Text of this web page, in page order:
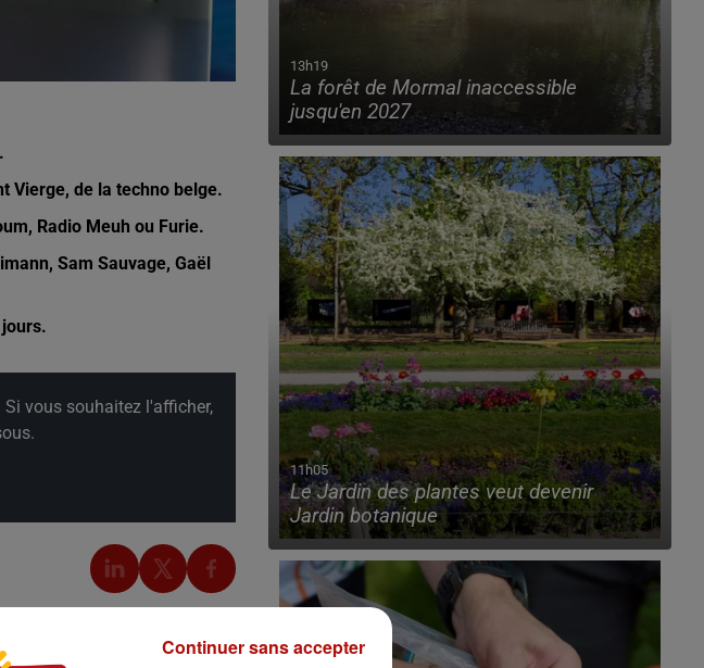
Vierge, de la techno belge.
Radio Meuh ou Furie.
Sam Sauvage, Gaël
vous souhaitez l'afficher,
13h19
La forêt de Mormal inaccessible
jusqu'en 2027
11h05
Le Jardin des plantes veut devenir
Jardin botanique
Continuer sans accepter